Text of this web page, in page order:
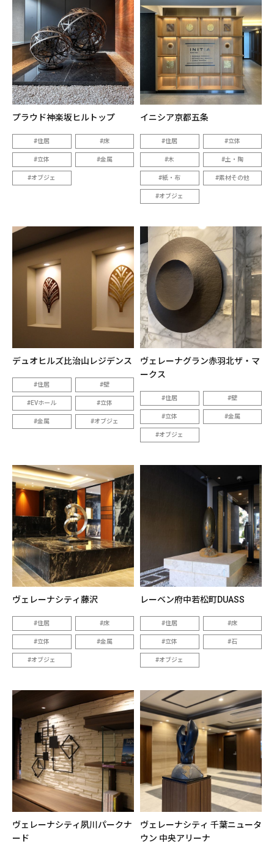
プラウド神楽坂ヒルトップ
住居 床
立体 金属
オブジェ
イニシア京都五条
住居 立体
木 土・陶
紙・布 素材その他
オブジェ
デュオヒルズ比治山レジデンス
住居 壁
EVホール 立体
金属 オブジェ
ヴェレーナグラン赤羽北ザ・マ
ークス
住居 壁
立体 金属
オブジェ
ヴェレーナシティ藤沢
住居 床
立体 金属
オブジェ
レーベン府中若松町DUASS
住居 床
立体 石
オブジェ
ヴェレーナシティ夙川パークナ
ード
ヴェレーナシティ 千葉ニュータ
ウン 中央アリーナ